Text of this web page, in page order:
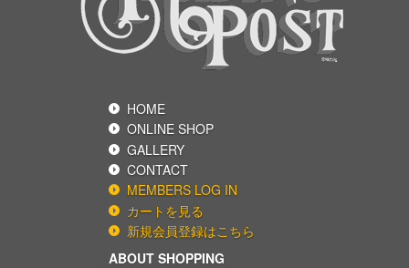
HOME
GALLERY
ONLINE SHOP
CONTACT
MEMBERS LOG IN
新規会員登録はこちら
カートを見る
ABOUT SHOPPING